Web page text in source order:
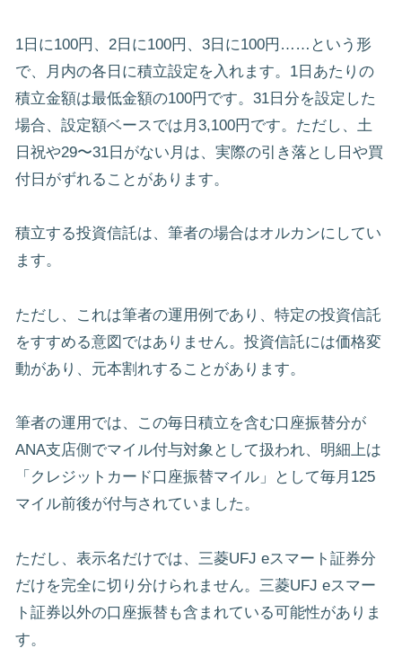
1日に100円、2日に100円、3日に100円……という形
で、月内の各日に積立設定を入れます。1日あたりの
積立金額は最低金額の100円です。31日分を設定した
場合、設定額ベースでは月3,100円です。ただし、土
日祝や29〜31日がない月は、実際の引き落とし日や買
付日がずれることがあります。
積立する投資信託は、筆者の場合はオルカンにしてい
ます。
ただし、これは筆者の運用例であり、特定の投資信託
をすすめる意図ではありません。投資信託には価格変
動があり、元本割れすることがあります。
筆者の運用では、この毎日積立を含む口座振替分が
ANA支店側でマイル付与対象として扱われ、明細上は
「クレジットカード口座振替マイル」として毎月125
マイル前後が付与されていました。
ただし、表示名だけでは、三菱UFJ eスマート証券分
だけを完全に切り分けられません。三菱UFJ eスマー
ト証券以外の口座振替も含まれている可能性がありま
す。